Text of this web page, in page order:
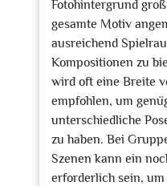
Fotohintergrund
gesamte Motiv
ausreichend
Kompositionen zu
wird oft eine Breite
empfohlen, um
unterschiedliche
zu haben. Bei
Szenen kann ein
erforderlich sein,